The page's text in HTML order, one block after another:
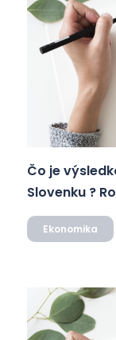
Čo je
Slovenku ?
Ekonomika